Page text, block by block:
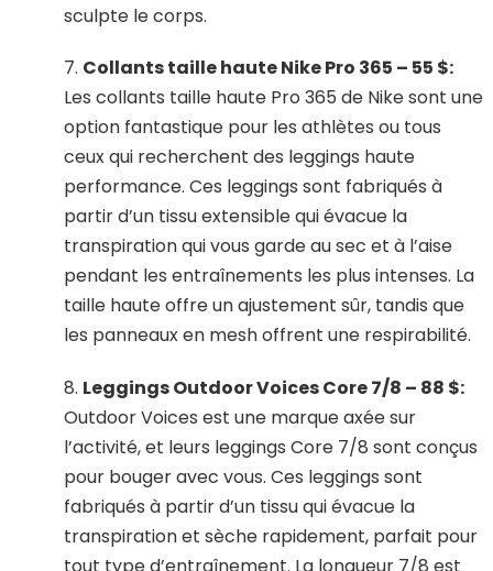
sculpte le corps.
7. Collants taille haute Nike Pro 365 – 55 $:
Les collants taille haute Pro 365 de Nike sont une
option fantastique pour les athlètes ou tous
ceux qui recherchent des leggings haute
performance. Ces leggings sont fabriqués à
partir d’un tissu extensible qui évacue la
transpiration qui vous garde au sec et à l’aise
pendant les entraînements les plus intenses. La
taille haute offre un ajustement sûr, tandis que
les panneaux en mesh offrent une respirabilité.
8. Leggings Outdoor Voices Core 7/8 – 88 $:
Outdoor Voices est une marque axée sur
l’activité, et leurs leggings Core 7/8 sont conçus
pour bouger avec vous. Ces leggings sont
fabriqués à partir d’un tissu qui évacue la
transpiration et sèche rapidement, parfait pour